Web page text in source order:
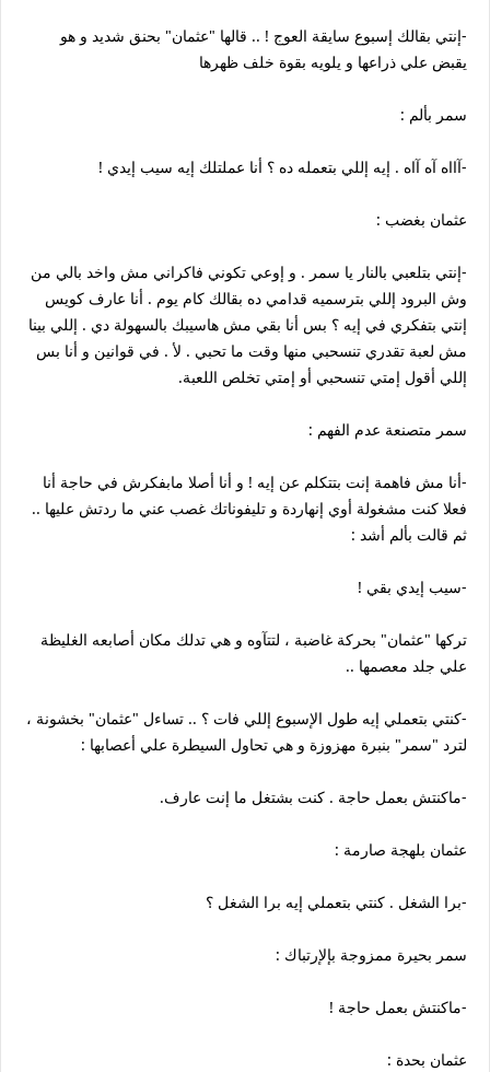
-إنتي بقالك إسبوع سايقة العوج ! .. قالها "عثمان" بحنق شديد و هو
يقبض علي ذراعها و يلويه بقوة خلف ظهرها
سمر بألم :
-آااه آه آاه . إيه إللي بتعمله ده ؟ أنا عملتلك إيه سيب إيدي !
عثمان بغضب :
-إنتي بتلعبي بالنار يا سمر . و إوعي تكوني فاكراني مش واخد بالي من
وش البرود إللي بترسميه قدامي ده بقالك كام يوم . أنا عارف كويس
إنتي بتفكري في إيه ؟ بس أنا بقي مش هاسيبك بالسهولة دي . إللي بينا
مش لعبة تقدري تنسحبي منها وقت ما تحبي . لأ . في قوانين و أنا بس
إللي أقول إمتي تنسحبي أو إمتي تخلص اللعبة.
سمر متصنعة عدم الفهم :
-أنا مش فاهمة إنت بتتكلم عن إيه ! و أنا أصلا مابفكرش في حاجة أنا
فعلا كنت مشغولة أوي إنهاردة و تليفوناتك غصب عني ما ردتش عليها ..
ثم قالت بألم أشد :
-سيب إيدي بقي !
تركها "عثمان" بحركة غاضبة ، لتتآوه و هي تدلك مكان أصابعه الغليظة
علي جلد معصمها ..
-كنتي بتعملي إيه طول الإسبوع إللي فات ؟ .. تساءل "عثمان" بخشونة ،
لترد "سمر" بنبرة مهزوزة و هي تحاول السيطرة علي أعصابها :
-ماكنتش بعمل حاجة . كنت بشتغل ما إنت عارف.
عثمان بلهجة صارمة :
-برا الشغل . كنتي بتعملي إيه برا الشغل ؟
سمر بحيرة ممزوجة بإلإرتباك :
-ماكنتش بعمل حاجة !
عثمان بحدة :